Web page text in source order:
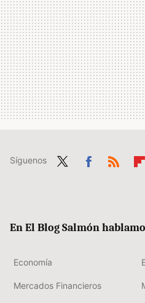
Síguenos
En El Blog Salmón
Economía
Mercados Financieros